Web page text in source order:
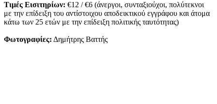
Τιμές Εισιτηρίων: €12 / €6 (άνεργοι, συνταξιούχοι, πολύτεκνοι
με την επίδειξη του αντίστοιχου αποδεικτικού εγγράφου και άτομα
κάτω των 25 ετών με την επίδειξη πολιτικής ταυτότητας)
Φωτογραφίες: Δημήτρης Βαττής